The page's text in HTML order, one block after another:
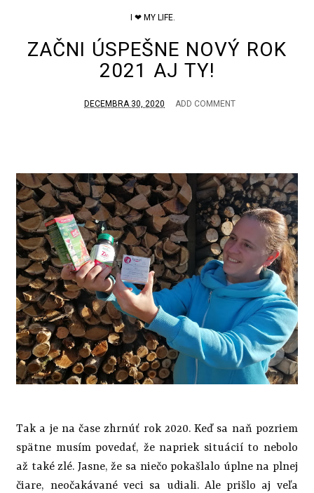
I ❤ MY LIFE.
ZAČNI ÚSPEŠNE NOVÝ ROK
2021 AJ TY!
DECEMBRA 30, 2020 ADD COMMENT
Tak a je na čase zhrnúť rok 2020. Keď sa naň pozriem
spätne musím povedať, že napriek situácií to nebolo
až také zlé. Jasne, že sa niečo pokašlalo úplne na plnej
čiare, neočakávané veci sa udiali. Ale prišlo aj veľa